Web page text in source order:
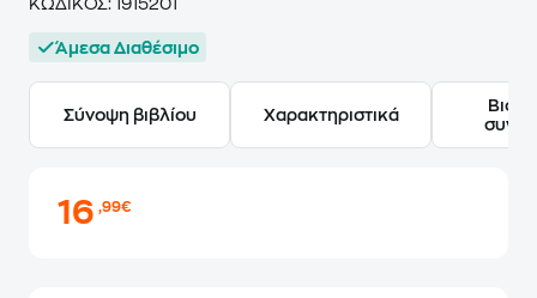
ΚΩΔΙΚΟΣ: 1915201
Άμεσα Διαθέσιμο
Σύνοψη βιβλίου Χαρακτηριστικά
16,99€